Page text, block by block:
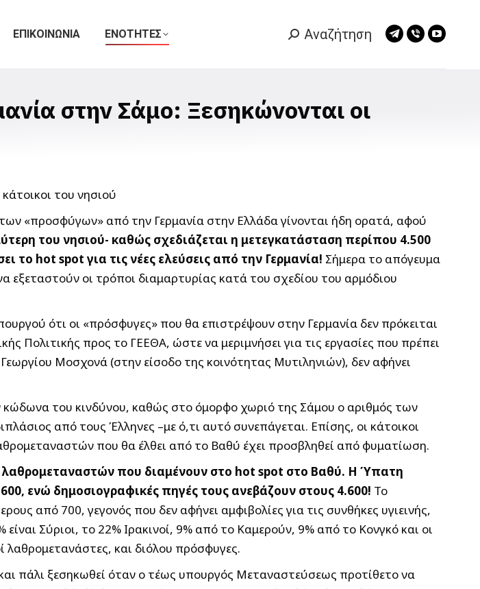
ΕΠΙΚΟΙΝΩΝΙΑ ΕΝΟΤΗΤΕΣ Search:
Αναζήτηση
Telegram
Viber
στην Σάμο: Ξεσηκώνονται οι
«προσφύγων» από την Γερμανία στην Ελλάδα γίνονται ήδη ορατά, αφού
του νησιού- καθώς σχεδιάζεται η μετεγκατάσταση περίπου 4.500
hot spot για τις νέες ελεύσεις από την Γερμανία! Σήμερα το απόγευμα
εξεταστούν οι τρόποι διαμαρτυρίας κατά του σχεδίου του αρμόδιου
ότι οι «πρόσφυγες» που θα επιστρέψουν στην Γερμανία δεν πρόκειται
Πολιτικής προς το ΓΕΕΘΑ, ώστε να μεριμνήσει για τις εργασίες που πρέπει
Μοσχονά (στην είσοδο της κοινότητας Μυτιληνιών), δεν αφήνει
κώδωνα του κινδύνου, καθώς στο όμορφο χωριό της Σάμου ο αριθμός των
από τους Έλληνες –με ό,τι αυτό συνεπάγεται. Επίσης, οι κάτοικοι
που θα έλθει από το Βαθύ έχει προσβληθεί από φυματίωση.
λαθρομεταναστών που διαμένουν στο hot spot στο Βαθύ. Η Ύπατη
ενώ δημοσιογραφικές πηγές τους ανεβάζουν στους 4.600! Το
από 700, γεγονός που δεν αφήνει αμφιβολίες για τις συνθήκες υγιεινής,
Σύριοι, το 22% Ιρακινοί, 9% από το Καμερούν, 9% από το Κονγκό και οι
λαθρομετανάστες, και διόλου πρόσφυγες.
πάλι ξεσηκωθεί όταν ο τέως υπουργός Μεταναστεύσεως προτίθετο να